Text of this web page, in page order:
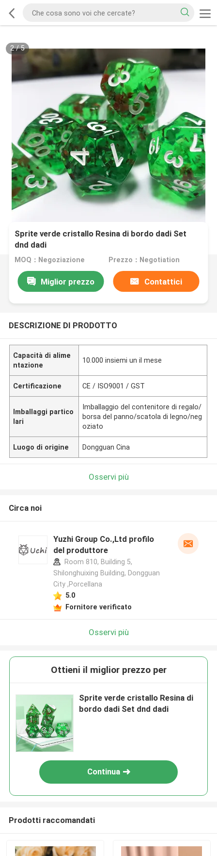
2/5
Sprite verde cristallo Resina di bordo dadi Set
dnd dadi
MOQ：Negoziazione Prezzo：Negotiation
Miglior prezzo Contattici
DESCRIZIONE DI PRODOTTO
Capacità di alime
ntazione
10.000 insiemi un il mese
Certificazione CE / ISO9001 / GST
Imballaggi partico
lari
Imballaggio del contenitore di regalo/
borsa del panno/scatola di legno/neg
oziato
Luogo di origine Dongguan Cina
Osservi più
Circa noi
Yuzhi Group Co.,Ltd profilo
del produttore
Room 810, Building 5,
Shilonghuixing Building, Dongguan
City ,Porcellana
5.0
Fornitore verificato
Osservi più
Ottieni il miglior prezzo per
Sprite verde cristallo Resina di
bordo dadi Set dnd dadi
Continua
Prodotti raccomandati